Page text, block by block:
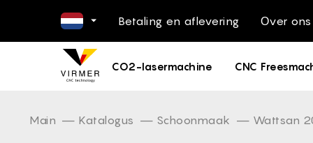
EN -
DE -
ES -
Betaling en aflevering Оver ons
CO2-lasermachine CNC
Main Katalogus Schoonmaak Wattsan